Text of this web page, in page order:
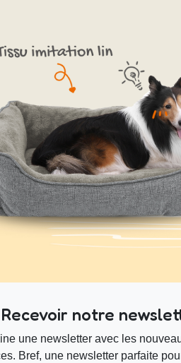
Recevoir notre
une newsletter avec les
Bref, une newsletter parfaite